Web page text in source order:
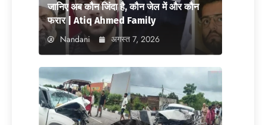
जानिए अब कौन जिंदा है, कौन जेल में और कौन
फरार | Atiq Ahmed Family
Nandani अगस्त 7, 2026